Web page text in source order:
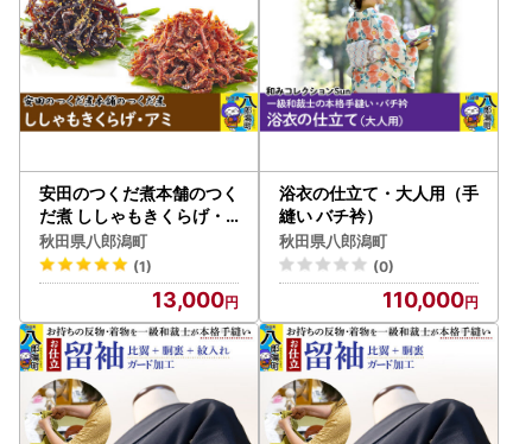
安田のつくだ煮本舗のつく
だ煮 ししゃもきくらげ・
アミ（各320g合計640g
）
秋田県八郎潟町
(1)
13,000
浴衣の仕立て・大人用（手
縫い バチ衿）
秋田県八郎潟町
(0)
110,000